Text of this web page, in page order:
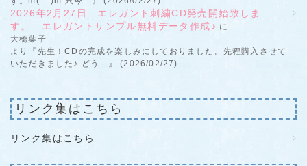
2026年2月27日 エレガント刺繍CD発売開始致しま
す。 エレガントサンプル無料データ作成♪ に
大橋葉子
より『先生！CDの完成を楽しみにしておりました。先程購入させて
いただきました♪ どう...』 (2026/02/27)
リンク集はこちら
リンク集はこちら